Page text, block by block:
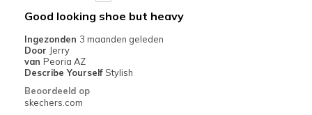
View On Shoes
I'm Into Shoes
Good looking shoe but heavy
Ingezonden 3 maanden geleden
Door Jerry
van Peoria AZ
Describe Yourself Stylish
Beoordeeld op
skechers.com